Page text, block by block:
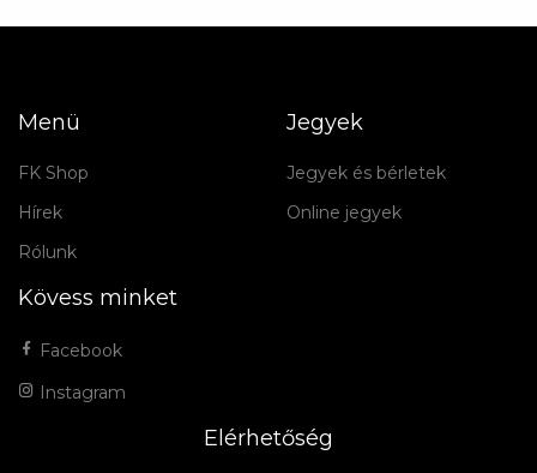
Menü
FK Shop
Hírek
Rólunk
Jegyek
Jegyek és bérletek
Online jegyek
Kövess minket
Facebook
Instagram
Elérhetőség